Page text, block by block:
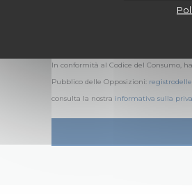
In conformità al Codice del Consumo,
Pubblico delle Opposizioni:
consulta la nostra informativa sulla